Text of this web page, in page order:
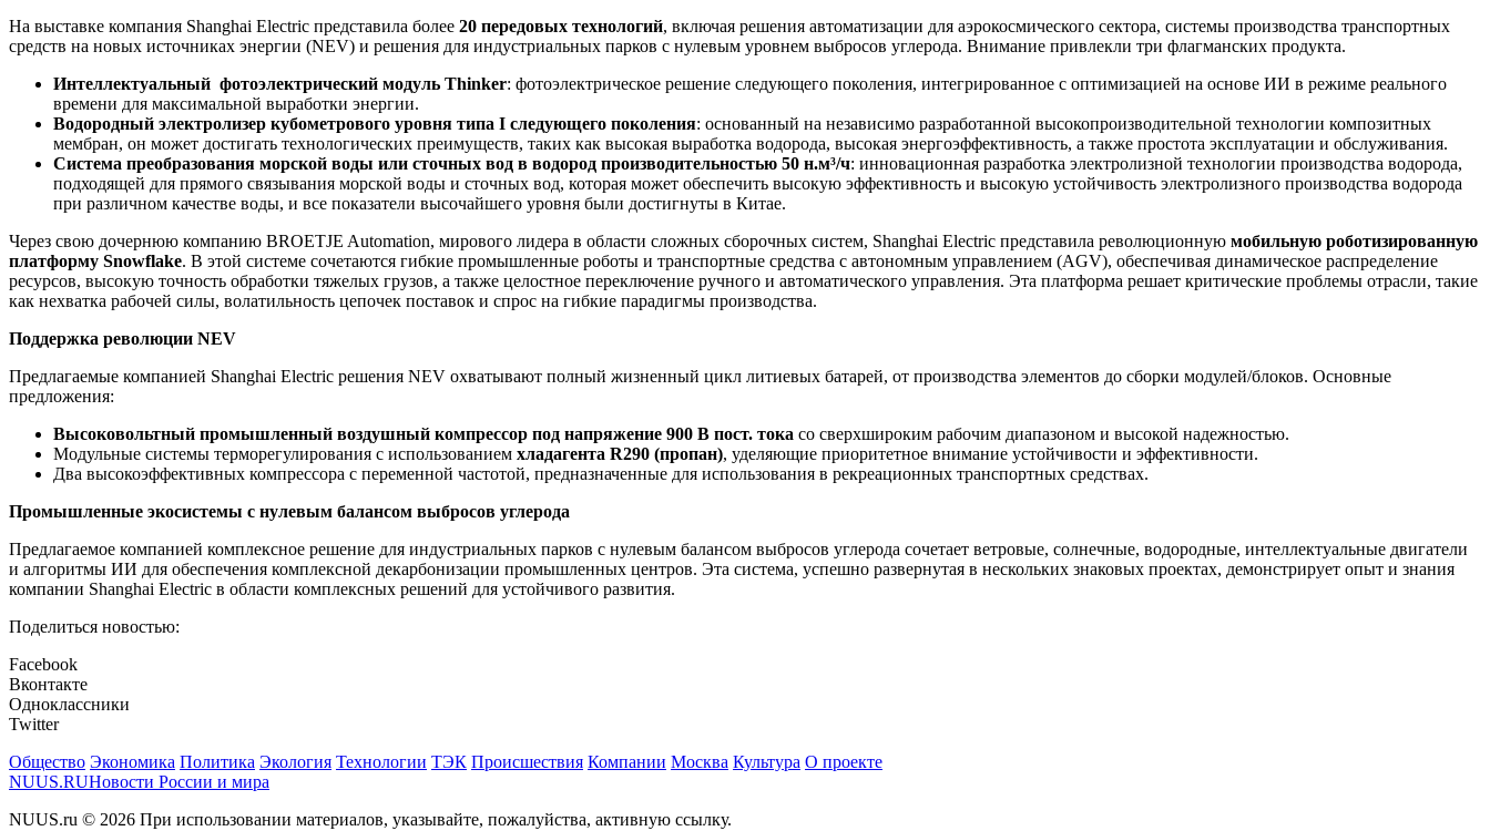
На выставке компания Shanghai Electric представила более 20 передовых технологий, включая решения автоматизации для аэрокосмического сектора, системы производства транспортных
средств на новых источниках энергии (NEV) и решения для индустриальных парков с нулевым уровнем выбросов углерода. Внимание привлекли три флагманских продукта.
Интеллектуальный фотоэлектрический модуль Thinker: фотоэлектрическое решение следующего поколения, интегрированное с оптимизацией на основе ИИ в режиме реального
времени для максимальной выработки энергии.
Водородный электролизер кубометрового уровня типа I следующего поколения: основанный на независимо разработанной высокопроизводительной технологии композитных
мембран, он может достигать технологических преимуществ, таких как высокая выработка водорода, высокая энергоэффективность, а также простота эксплуатации и обслуживания.
Система преобразования морской воды или сточных вод в водород производительностью 50 н.м³/ч: инновационная разработка электролизной технологии производства водорода,
подходящей для прямого связывания морской воды и сточных вод, которая может обеспечить высокую эффективность и высокую устойчивость электролизного производства водорода
при различном качестве воды, и все показатели высочайшего уровня были достигнуты в Китае.
Через свою дочернюю компанию BROETJE Automation, мирового лидера в области сложных сборочных систем, Shanghai Electric представила революционную мобильную роботизированную
платформу Snowflake. В этой системе сочетаются гибкие промышленные роботы и транспортные средства с автономным управлением (AGV), обеспечивая динамическое распределение
ресурсов, высокую точность обработки тяжелых грузов, а также целостное переключение ручного и автоматического управления. Эта платформа решает критические проблемы отрасли, такие
как нехватка рабочей силы, волатильность цепочек поставок и спрос на гибкие парадигмы производства.
Поддержка революции NEV
Предлагаемые компанией Shanghai Electric решения NEV охватывают полный жизненный цикл литиевых батарей, от производства элементов до сборки модулей/блоков. Основные
предложения:
Высоковольтный промышленный воздушный компрессор под напряжение 900 В пост. тока со сверхшироким рабочим диапазоном и высокой надежностью.
Модульные системы терморегулирования с использованием хладагента R290 (пропан), уделяющие приоритетное внимание устойчивости и эффективности.
Два высокоэффективных компрессора с переменной частотой, предназначенные для использования в рекреационных транспортных средствах.
Промышленные экосистемы с нулевым балансом выбросов углерода
Предлагаемое компанией комплексное решение для индустриальных парков с нулевым балансом выбросов углерода сочетает ветровые, солнечные, водородные, интеллектуальные двигатели
и алгоритмы ИИ для обеспечения комплексной декарбонизации промышленных центров. Эта система, успешно развернутая в нескольких знаковых проектах, демонстрирует опыт и знания
компании Shanghai Electric в области комплексных решений для устойчивого развития.
Поделиться новостью:
Facebook
Вконтакте
Одноклассники
Twitter
Общество Экономика Политика Экология Технологии ТЭК Происшествия Компании Москва Культура О проекте
NUUS.RUНовости России и мира
NUUS.ru © 2026 При использовании материалов, указывайте, пожалуйства, активную ссылку.